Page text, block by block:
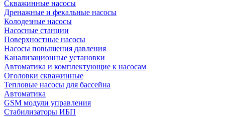
Скважинные насосы
Дренажные и фекальные насосы
Колодезные насосы
Насосные станции
Поверхностные насосы
Насосы повышения давления
Канализационные установки
Автоматика и комплектующие к насосам
Оголовки скважинные
Тепловые насосы для бассейна
Автоматика
GSM модули управления
Стабилизаторы ИБП